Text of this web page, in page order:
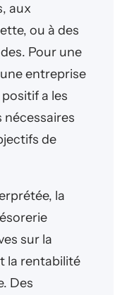
aux
ou à des
Pour une
entreprise
a les
de
la
sur la
la rentabilité
Des